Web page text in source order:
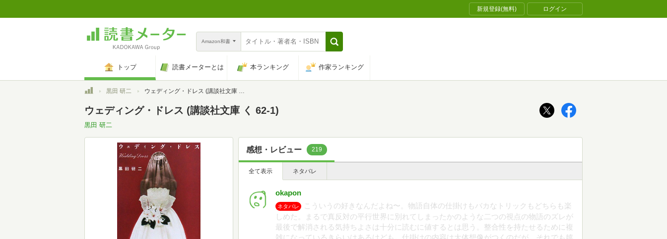
新規登録(無料) ログイン
Amazon和書
トップ 読書メーターとは 本ランキング 作家ランキング
トップ黒田 研二 ウェディング・ドレス (講談社文庫 く 62-1)
ウェディング・ドレス (講談社文庫 く 62-1)
黒田 研二
感想・レビュー 219
全て表示 ネタバレ
okapon
ネタバレ
こういうの好きなんだよね〜。物語自体の仕掛けもバカなトリックもどちらも楽
しめた。まるで真反対の平行世界に別れてしまったかのような二つの視点の物語のズレが
最後で解消される気持ちよさは十分に読むに値するとは思う。整合性を持たせるために複
雑になっているきらいはあるけども。仕掛けの内容は大体想像がつくのだが、それでも嬉